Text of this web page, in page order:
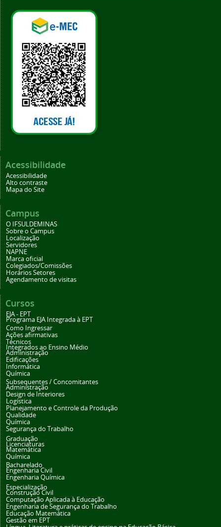
Acessibilidade
Acessibilidade
Alto contraste
Mapa do Site
Campus
O IFSULDEMINAS
Sobre o Campus
Localização
Servidores
NAPNE
Marca oficial
Colegiados/Comissões
Horários Setores
Agendamento de visitas
Cursos
EJA - EPT
Programa EJA Integrada à EPT
Como Ingressar
Ações afirmativas
Técnicos
Integrados ao Ensino Médio
Administração
Edificações
Informática
Química
Subsequentes / Concomitantes
Administração
Design de Interiores
Logística
Planejamento e Controle da Produção
Qualidade
Química
Segurança do Trabalho
Graduação
Licenciaturas
Matemática
Química
Bacharelado
Engenharia Civil
Engenharia Química
Especialização
Construção Civil
Computação Aplicada à Educação
Engenharia de Segurança do Trabalho
Educação Matemática
Gestão em EPT